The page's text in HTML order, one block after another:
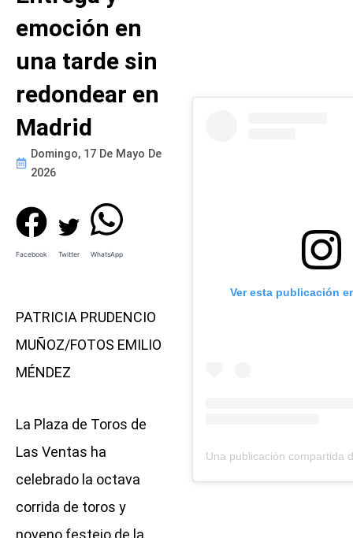
emoción en
una tarde sin
redondear en
Madrid
Domingo, 17 De Mayo De
2026
Facebook Twitter WhatsApp
PATRICIA PRUDENCIO
MUÑOZ/FOTOS EMILIO
MÉNDEZ
La Plaza de Toros de
Las Ventas ha
celebrado la octava
corrida de toros y
Ver esta publicación